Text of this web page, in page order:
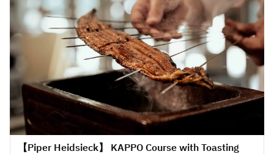
【Piper Heidsieck】 KAPPO Course with Toasting